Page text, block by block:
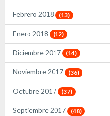
Febrero 2018 (13)
Enero 2018 (12)
Diciembre 2017 (14)
Noviembre 2017 (36)
Octubre 2017 (37)
Septiembre 2017 (48)